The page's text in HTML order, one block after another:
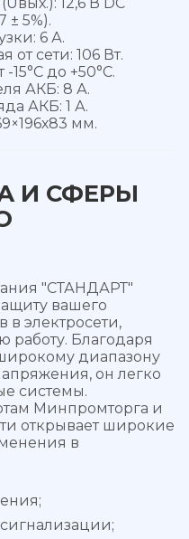
± 5%).
6 А.
от сети: 106 Вт.
15°C до +50°C.
АКБ: 8 А.
АКБ: 1 А.
мм.
И СФЕРЫ
"СТАНДАРТ"
вашего
в электросети,
работу. Благодаря
диапазону
он легко
системы.
Минпромторга и
открывает широкие
в